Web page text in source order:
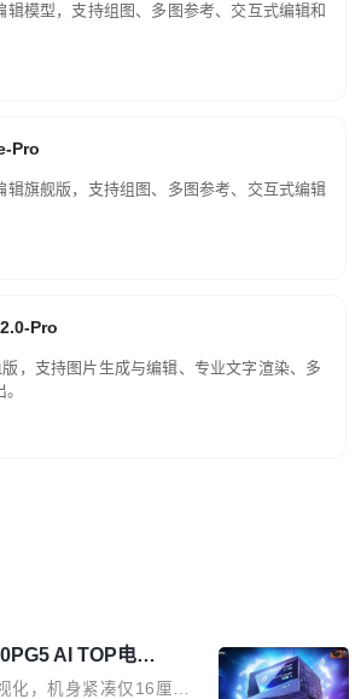
模型，支持组图、多图参考、交互式编辑和
Pro
辑旗舰版，支持组图、多图参考、交互式编辑
Pro
，支持图片生成与编辑、专业文字渲染、多
AI TOP电
本地AI算力打造旗
化，机身紧凑仅16厘米